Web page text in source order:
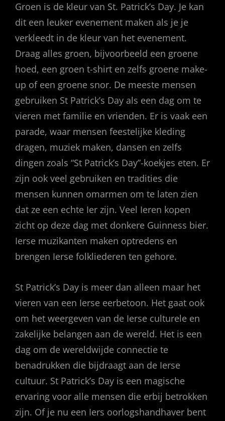
Groen is de kleur van St. Patrick’s Day. Je kan
dit een leuker evenement maken als je je
verkleedt in de kleur van het evenement.
Draag alles groen, bijvoorbeeld een groene
hoed, een groen t-shirt en zelfs groene make-
up of een groene snor. De meeste mensen
gebruiken St Patrick’s Day als een dag om te
vieren met familie en vrienden. Er is vaak een
parade, waar mensen feestelijke kleding
dragen, muziek maken, dansen en zelfs
dingen zoals “St Patrick’s Day”-koekjes eten. Er
zijn ook veel gebruiken en tradities die
mensen kunnen omarmen om te laten zien
dat ze een echte Ier zijn. Veel Ieren kopen
zicht op deze dag met donkere Guinness bier.
Ierse muzikanten maken optredens en
brengen Ierse folkliederen ten gehore.
St Patrick’s Day is meer dan alleen maar het
vieren van een Ierse eerbetoon. Het gaat ook
om het weergeven van de Ierse culturele en
zakelijke belangen aan de wereld. Het is een
dag om de wereldwijde connectie te
benadrukken die bijdraagt aan de Ierse
cultuur. St Patrick’s Day is een magische
ervaring voor alle mensen die erbij betrokken
zijn. Of je nu een Iers oorlogshandhaver bent